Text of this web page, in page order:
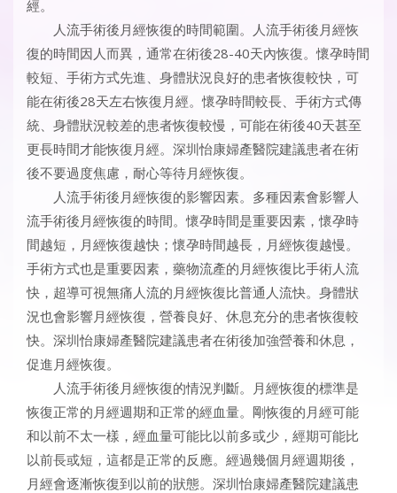
經。
人流手術後月經恢復的時間範圍。人流手術後月經恢
復的時間因人而異，通常在術後28-40天內恢復。懷孕時間
較短、手術方式先進、身體狀況良好的患者恢復較快，可
能在術後28天左右恢復月經。懷孕時間較長、手術方式傳
統、身體狀況較差的患者恢復較慢，可能在術後40天甚至
更長時間才能恢復月經。深圳怡康婦產醫院建議患者在術
後不要過度焦慮，耐心等待月經恢復。
人流手術後月經恢復的影響因素。多種因素會影響人
流手術後月經恢復的時間。懷孕時間是重要因素，懷孕時
間越短，月經恢復越快；懷孕時間越長，月經恢復越慢。
手術方式也是重要因素，藥物流產的月經恢復比手術人流
快，超導可視無痛人流的月經恢復比普通人流快。身體狀
況也會影響月經恢復，營養良好、休息充分的患者恢復較
快。深圳怡康婦產醫院建議患者在術後加強營養和休息，
促進月經恢復。
人流手術後月經恢復的情況判斷。月經恢復的標準是
恢復正常的月經週期和正常的經血量。剛恢復的月經可能
和以前不太一樣，經血量可能比以前多或少，經期可能比
以前長或短，這都是正常的反應。經過幾個月經週期後，
月經會逐漸恢復到以前的狀態。深圳怡康婦產醫院建議患